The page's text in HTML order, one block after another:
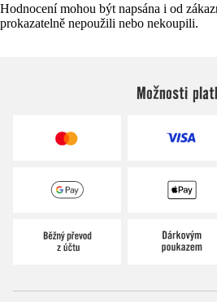
Hodnocení mohou být napsána i od
prokazatelně nepoužili nebo nekoupili.
Možnosti